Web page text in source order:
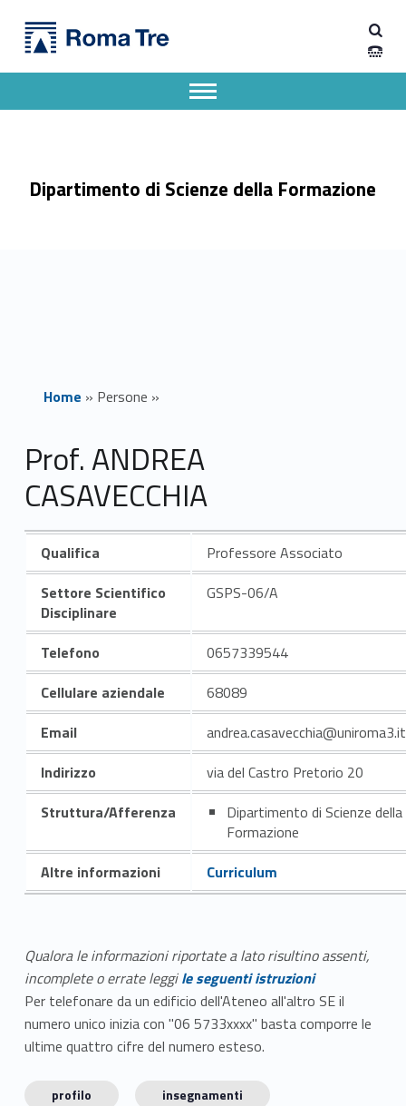
Prof. ANDREA CASAVECCHIA ricerca - Dipartimento di Scienze della Formazione
Dipartimento di Scienze della Formazione dell'Università degli Studi Roma Tre
Dipartimento di Scienze della Formazione
Apri il menu secondario
Header info sidebar
Home » Persone »
Prof. ANDREA
CASAVECCHIA
Qualifica
Professore Associato
Settore Scientifico
Disciplinare
GSPS-06/A
Telefono
0657339544
Cellulare aziendale
68089
Email
andrea.casavecchia@uniroma3.it
Indirizzo
via del Castro Pretorio 20
Struttura/Afferenza
Dipartimento di Scienze della
Formazione
Altre informazioni
Curriculum
Qualora le informazioni riportate a lato risultino assenti,
incomplete o errate leggile seguenti istruzioni
Per telefonare da un edificio dell'Ateneo all'altro SE il
numero unico inizia con "06 5733xxxx" basta comporre le
ultime quattro cifre del numero esteso.
profilo
insegnamenti